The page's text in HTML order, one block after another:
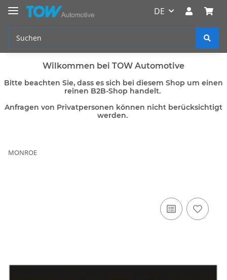
DE
Wilkommen bei TOW Automotive
Bitte beachten Sie, dass es sich bei diesem Shop um einen
reinen B2B-Shop handelt.
Anfragen von Privatpersonen können nicht berücksichtigt
werden.
MONROE